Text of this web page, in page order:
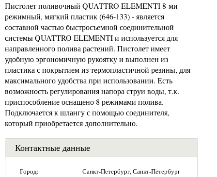
Пистолет поливочный QUATTRO ELEMENTI 8-ми
режимный, мягкий пластик (646-133) - является
составной частью быстросъемной соединительной
системы QUATTRO ELEMENTI и используется для
направленного полива растений. Пистолет имеет
удобную эргономичную рукоятку и выполнен из
пластика с покрытием из термопластичной резины, для
максимального удобства при использовании. Есть
возможность регулирования напора струи воды, т.к.
приспособление оснащено 8 режимами полива.
Подключается к шлангу с помощью соединителя,
который приобретается дополнительно.
Контактные данные
Город: Санкт-Петербург, Санкт-Петербург